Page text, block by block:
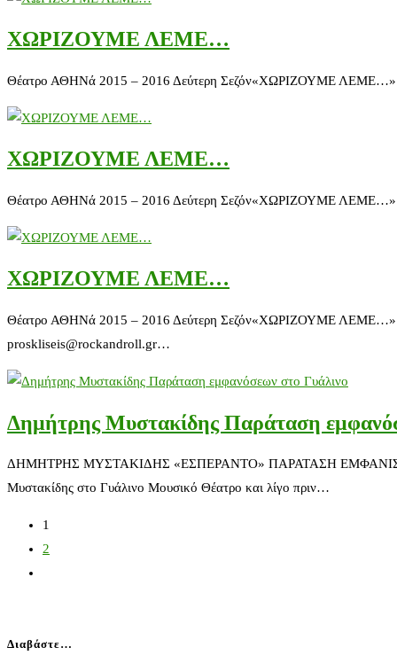
ΧΩΡΙΖΟΥΜΕ ΛΕΜΕ…
Θέατρο ΑΘΗΝά 2015 – 2016 Δεύτερη Σεζόν«ΧΩΡΙΖΟΥΜΕ ΛΕΜΕ…»
ΧΩΡΙΖΟΥΜΕ ΛΕΜΕ…
Θέατρο ΑΘΗΝά 2015 – 2016 Δεύτερη Σεζόν«ΧΩΡΙΖΟΥΜΕ ΛΕΜΕ…»
ΧΩΡΙΖΟΥΜΕ ΛΕΜΕ…
Θέατρο ΑΘΗΝά 2015 – 2016 Δεύτερη Σεζόν«ΧΩΡΙΖΟΥΜΕ ΛΕΜΕ…»
proskliseis@rockandroll.gr…
Δημήτρης Μυστακίδης Παράταση
ΔΗΜΗΤΡΗΣ ΜΥΣΤΑΚΙΔΗΣ «ΕΣΠΕΡΑΝΤΟ» ΠΑΡΑΤΑΣΗ
Μυστακίδης στο Γυάλινο Μουσικό Θέατρο και λίγο πριν…
1
2
Διαβάστε…